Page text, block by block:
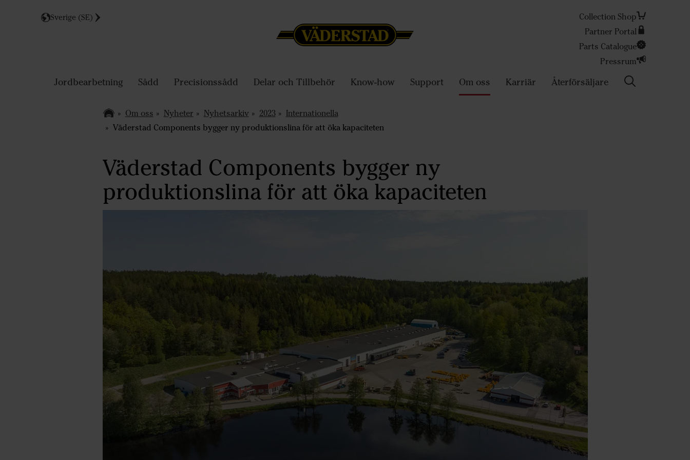
Sverige (SE)
Collection Shop
Partner Portal
Parts Catalogue
Pressrum
Jordbearbetning Sådd Precisionssådd Delar och Tillbehör Know-how Support Om oss Karriär Återförsäljare
Om oss Nyheter Nyhetsarkiv 2023
Internationella
Väderstad Components bygger ny produktionslina för att öka kapaciteten
Väderstad Components bygger ny
produktionslina för att öka kapaciteten